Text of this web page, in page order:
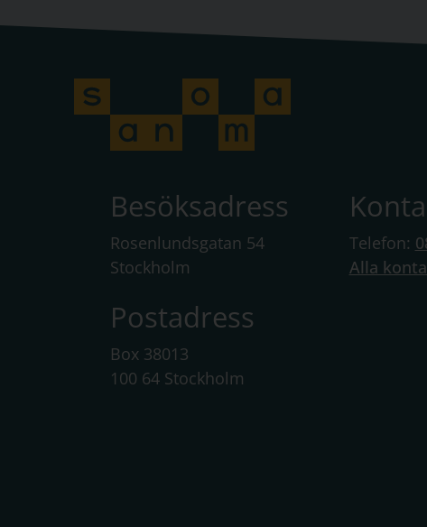
Besöksadress
Rosenlundsgatan 54
Stockholm
Postadress
Box 38013
100 64 Stockholm
Telefon:
Alla